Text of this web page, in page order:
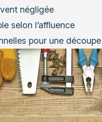
négligée
selon l’affluence
pour une